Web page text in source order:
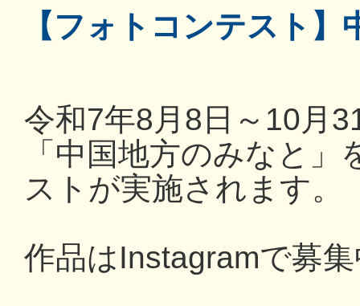
【フォトコンテスト
令和7年8月8日～10月
「中国地方のみなと
ストが実施されます。
作品はInstagramで募